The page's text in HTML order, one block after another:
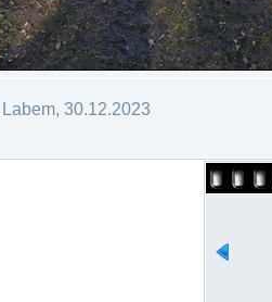
30.12.2023